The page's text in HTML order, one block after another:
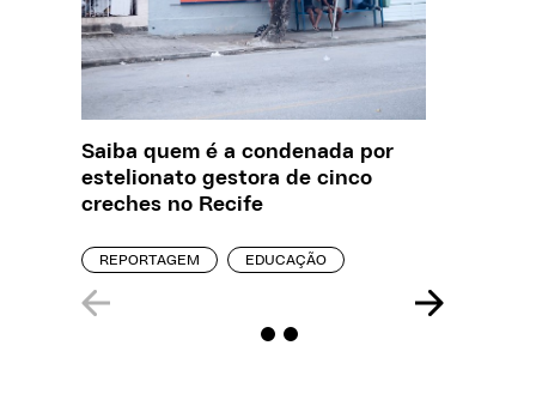
Saiba quem é a condenada por
estelionato gestora de cinco
creches no Recife
REPORTAGEM EDUCAÇÃO